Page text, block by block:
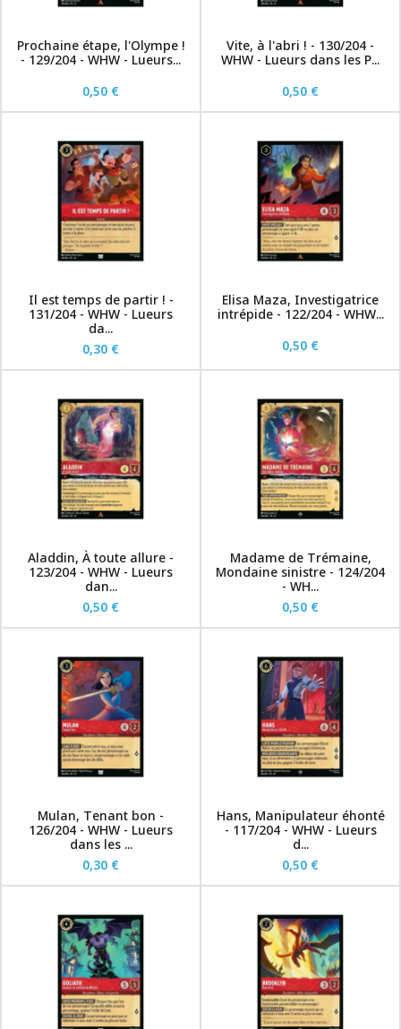
Prochaine étape, l'Olympe !
- 129/204 - WHW - Lueurs...
0,50 €
Vite, à l'abri ! - 130/204 -
WHW - Lueurs dans les P...
0,50 €
Il est temps de partir ! -
131/204 - WHW - Lueurs
da...
0,30 €
Elisa Maza, Investigatrice
intrépide - 122/204 - WHW...
0,50 €
Aladdin, À toute allure -
123/204 - WHW - Lueurs
dan...
0,50 €
Madame de Trémaine,
Mondaine sinistre - 124/204
- WH...
0,50 €
Mulan, Tenant bon -
126/204 - WHW - Lueurs
dans les ...
0,30 €
Hans, Manipulateur éhonté
- 117/204 - WHW - Lueurs
d...
0,50 €